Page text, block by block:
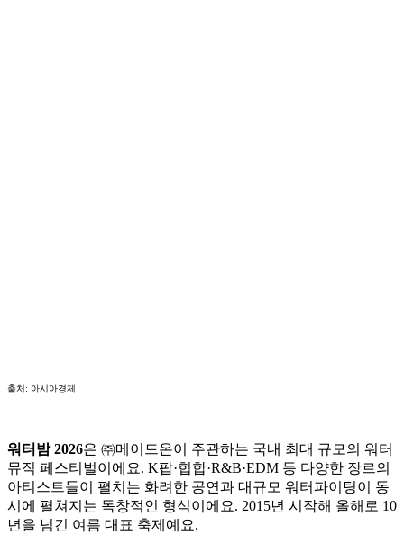
출처: 아시아경제
워터밤 2026은 ㈜메이드온이 주관하는 국내 최대 규모의 워터
뮤직 페스티벌이에요. K팝·힙합·R&B·EDM 등 다양한 장르의
아티스트들이 펼치는 화려한 공연과 대규모 워터파이팅이 동
시에 펼쳐지는 독창적인 형식이에요. 2015년 시작해 올해로 10
년을 넘긴 여름 대표 축제예요.